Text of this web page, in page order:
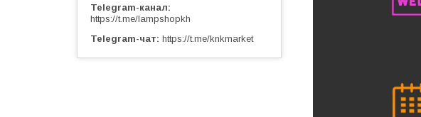
Telegram-канал
https://t.me/lampshopkh
Telegram-чат https://t.me/knkmarket